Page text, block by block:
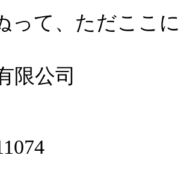
って、ただここ
限公司